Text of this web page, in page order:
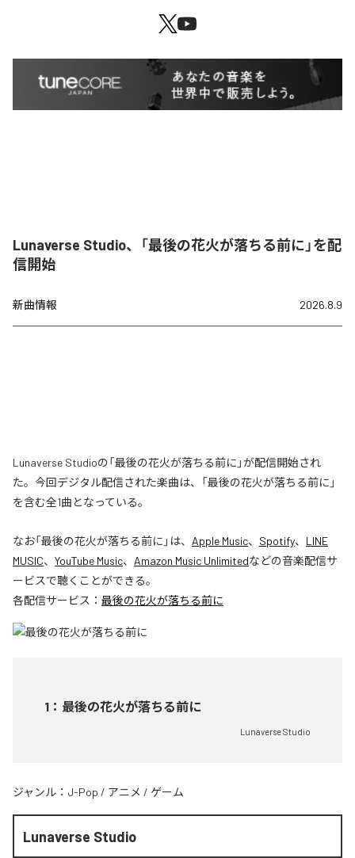
Lunaverse Studio、「最後の花火が落ちる前に」を配
信開始
新曲情報 2026.8.9
Lunaverse Studioの「最後の花火が落ちる前に」が配信開始され
た。今回デジタル配信された楽曲は、「最後の花火が落ちる前に」
を含む全1曲となっている。
なお「最後の花火が落ちる前に 」は、 Apple Music、 Spotify、 LINE
MUSIC、 YouTube Music、 Amazon Music Unlimitedなどの音楽配信サ
ービスで聴くことができる。
各配信サービス： 最後の花火が落ちる前に
1 ： 最後の花火が落ちる前に
Lunaverse Studio
ジャンル： J-Pop / アニメ / ゲーム
Lunaverse Studio